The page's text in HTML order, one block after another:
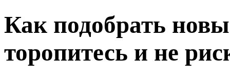
Как подобрать
торопитесь и не